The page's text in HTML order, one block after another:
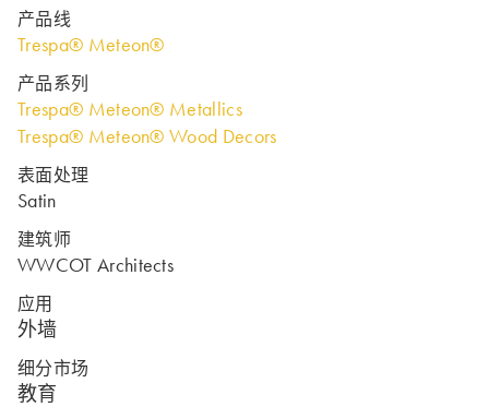
产品线
Trespa® Meteon®
产品系列
Trespa® Meteon® Metallics
Trespa® Meteon® Wood Decors
表面处理
Satin
建筑师
WWCOT Architects
应用
外墙
细分市场
教育